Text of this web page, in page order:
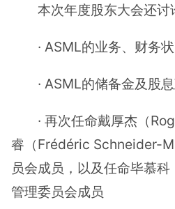
本次年度股东大会还讨
· ASML的业务、财务
· ASML的储备金及股
· 再次任命戴厚杰（
睿（Frédéric Schneider-
员会成员，以及任命毕慕
管理委员会成员